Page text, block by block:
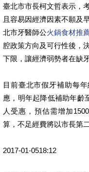
臺北市市長柯文哲表示，
且容易因經濟因素不願及
北市牙醫師公火鍋食材推
腔政策方向及可行性後，
下限，讓經濟弱勢者在缺
目前臺北市假牙補助每
應，明年起降低補助年齡
人受惠，預估需增加
算，不足經費將以市長第
2017-01-0518:12